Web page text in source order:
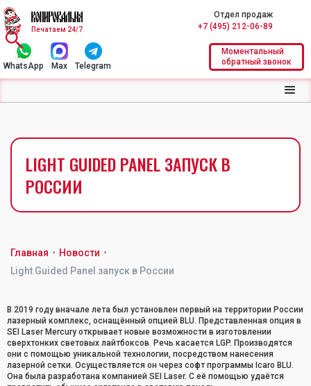
Печатаем 24/7
Отдел продаж
+7 (495) 212-06-89
WhatsApp Max Telegram
Моментальный
обратный звонок
LIGHT GUIDED PANEL ЗАПУСК В
РОССИИ
Главная • Новости •
Light Guided Panel запуск в России
В 2019 году вначале лета был установлен первый на территории России
лазерный комплекс, оснащённый опцией BLU. Представленная опция в
SEI Laser Mercury открывает новые возможности в изготовлении
сверхтонких световых лайтбоксов. Речь касается LGP. Производятся
они с помощью уникальной технологии, посредством нанесения
лазерной сетки. Осуществляется он через софт программы Icaro BLU.
Она была разработана компанией SEI Laser. С её помощью удаётся